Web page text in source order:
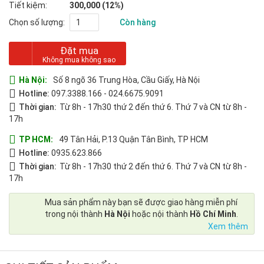
Tiết kiệm:
300,000 (12%)
Chọn số lượng:
Còn hàng
Đặt mua
Hà Nội:
Số 8 ngõ 36 Trung Hòa, Cầu Giấy, Hà Nội
Hotline: 097.3388.166 - 024.6675.9091
Thời gian: Từ 8h - 17h30 thứ 2 đến thứ 6. Thứ 7 và CN từ 8h -
17h
TP HCM:
49 Tân Hải, P.13 Quận Tân Bình, TP HCM
Hotline: 0935.623.866
Thời gian: Từ 8h - 17h30 thứ 2 đến thứ 6. Thứ 7 và CN từ 8h -
17h
Mua sản phẩm này bạn sẽ được giao hàng miễn phí
trong nội thành Hà Nội hoặc nội thành Hồ Chí Minh.
Xem thêm